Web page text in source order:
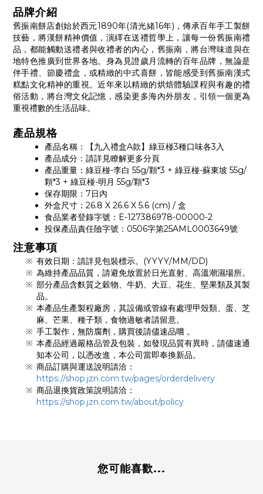
品牌介紹
舊振南餅店創始於西元1890年(清光緒16年)，傳承百年手工製餅
技藝，將漢餅精神價值，演繹在送禮哲學上，讓每一份舊振南禮
品，都能觸動送禮者與收禮者的內心，舊振南，將台灣味道與在
地特色推廣到世界各地。身為見證歲月流轉的百年品牌，無論是
伴手禮、節慶禮盒，或精緻的中式喜餅，皆能感受到舊振南漢式
糕點文化精神的重視。近年來以精緻的烘焙體驗課程與有趣的禮
俗活動，將台灣文化記憶，感染更多海內外朋友，引領一個更為
重視禮數的生活品味。
產品規格
產品名稱：【九入禮盒A款】綠豆椪3種口味各3入
產品成分：請詳見瞭解更多分頁
產品重量：綠豆椪-李白 55g/顆*3 + 綠豆椪-蘇東坡 55g/
顆*3 + 綠豆椪-明月 55g/顆*3
保存期限：7日內
外盒尺寸：26.8 X 26.6 X 5.6 (cm) / 盒
食品業者登錄字號：E-127386978-00000-2
投保產品責任險字號：0506字第25AML0003649號
注意事項
有效日期：請詳見包裝標示。(YYYY/MM/DD)
為維持產品品質，請避免放置於日光直射、高溫潮濕場所。
部分產品含麩質之穀物、牛奶、大豆、花生、堅果類及其製
品。
本產品生產製程廠房，其設備或管線有處理甲殼類、蛋、芝
麻、芒果、種子類，食物過敏者請留意。
手工製作，無防腐劑，購買後請儘速品嚐 。
本產品經過嚴格品管及包裝，如發現品質有異時，請儘速通
知本公司，以憑改進，本公司當即奉換新品。
商品訂購與運送說明請洽：
https://shop.jzn.com.tw/pages/orderdelivery
商品退換貨政策說明請洽：
https://shop.jzn.com.tw/about/policy
您可能喜歡...